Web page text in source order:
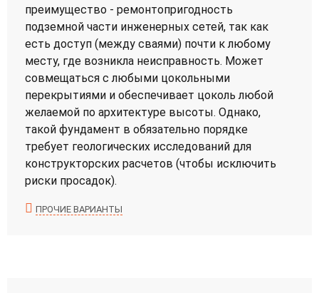
преимущество - ремонтопригодность
подземной части инженерных сетей, так как
есть доступ (между сваями) почти к любому
месту, где возникла неисправность. Может
совмещаться с любыми цокольными
перекрытиями и обеспечивает цоколь любой
желаемой по архитектуре высоты. Однако,
такой фундамент в обязательно порядке
требует геологических исследований для
конструкторских расчетов (чтобы исключить
риски просадок).
ПРОЧИЕ ВАРИАНТЫ